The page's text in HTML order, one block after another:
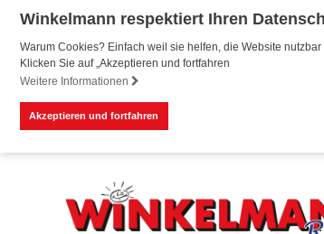
Winkelmann respektiert Ihren
Warum Cookies? Einfach weil sie helfen, die Website
Klicken Sie auf „Akzeptieren und fortfahren
Weitere Informationen
Akzeptieren und fortfahren